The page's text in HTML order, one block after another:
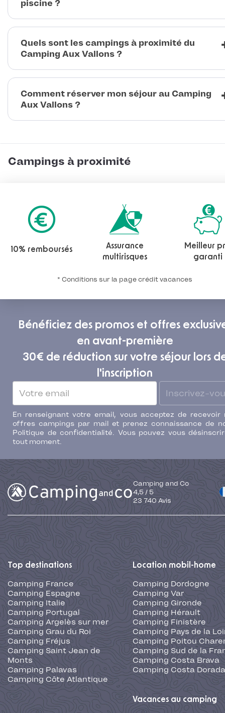
piscine ?
Quels sont les campings à proximité du
Camping Aux Vallons ?
Comment réserver mon séjour au Camping
Aux Vallons ?
Campings à proximité
10% remboursés
Assurance
multirisques
Meilleur
garanti
* Conditions sur la page crédit vacances
Bénéficiez des promos et offres
en avant-première
30€ de réduction sur votre séjour lors
l'inscription
Inscrivez-
En renseignant votre email, vous acceptez de recevoir
offres campings par mail et prenez connaissance de
Politique de confidentialité. Vous pouvez vous
tout moment.
Camping and Co
4,5 / 5
23 740 Avis
Top destinations
Camping France
Camping Espagne
Camping Italie
Camping Portugal
Camping Argelès sur mer
Camping Grau du Roi
Camping Fréjus
Camping Saint Jean de
Monts
Camping Palavas
Camping Côte Atlantique
Location mobil-home
Camping Dordogne
Camping Var
Camping Gironde
Camping Hérault
Camping Finistère
Camping Pays de la
Camping Poitou
Camping Sud de la
Camping Costa Brava
Camping Costa Dorada
Vacances au camping